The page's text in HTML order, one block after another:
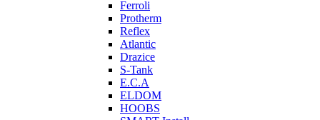
Ferroli
Protherm
Reflex
Atlantic
Drazice
S-Tank
E.C.A
ELDOM
HOOBS